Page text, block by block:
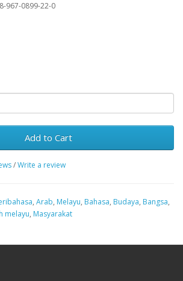
967-0899-22-0
Add to Cart
/Write a review
, Arab, Melayu, Bahasa, Budaya, Bangsa,
melayu, Masyarakat